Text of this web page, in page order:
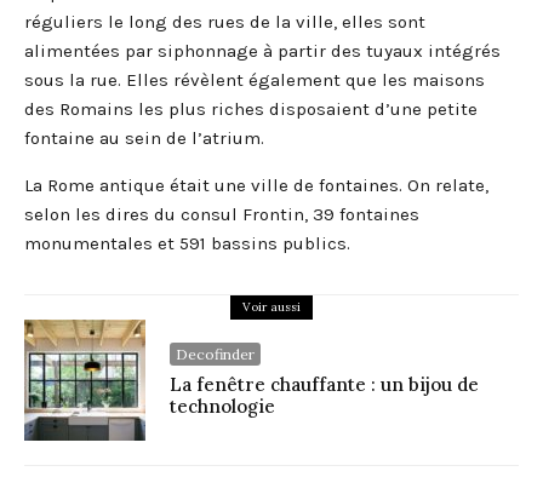
réguliers le long des rues de la ville, elles sont
alimentées par siphonnage à partir des tuyaux intégrés
sous la rue. Elles révèlent également que les maisons
des Romains les plus riches disposaient d’une petite
fontaine au sein de l’atrium.
La Rome antique était une ville de fontaines. On relate,
selon les dires du consul Frontin, 39 fontaines
monumentales et 591 bassins publics.
Voir aussi
Decofinder
La fenêtre chauffante : un bijou de
technologie